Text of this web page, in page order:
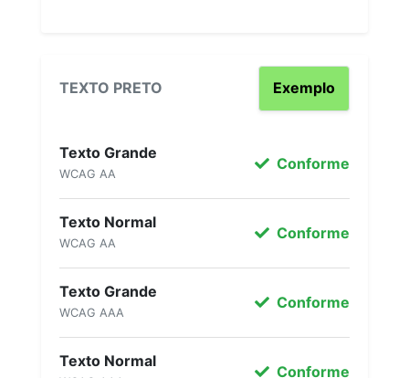
TEXTO PRETO Exemplo
Texto Grande
WCAG AA
Conforme
Texto Normal
WCAG AA
Conforme
Texto Grande
WCAG AAA
Conforme
Texto Normal
Conforme